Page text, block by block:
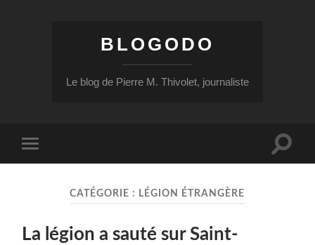
BLOGODO
Le blog de Pierre M. Thivolet, journaliste
mobile
Toggle
CATÉGORIE : LÉGION ÉTRANGÈRE
La légion a sauté sur Saint-